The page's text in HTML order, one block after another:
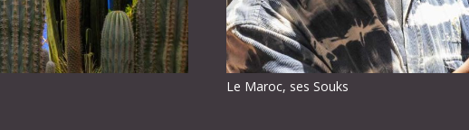
Le Maroc, ses Souks